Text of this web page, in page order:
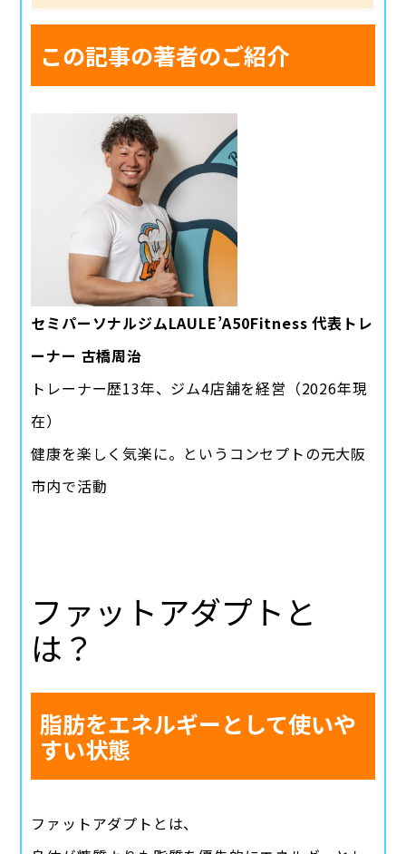
この記事の著者のご紹介
セミパーソナルジムLAULE’A50Fitness 代表トレ
ーナー 古橋周治
トレーナー歴13年、ジム4店舗を経営（2026年現
在）
健康を楽しく気楽に。というコンセプトの元大阪
市内で活動
ファットアダプトと
は？
脂肪をエネルギーとして使いや
すい状態
ファットアダプトとは、